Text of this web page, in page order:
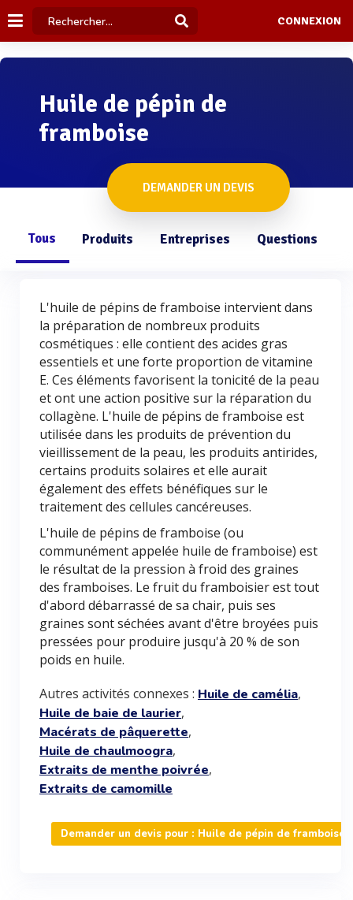
CONNEXION
Huile de pépin de
framboise
DEMANDER UN DEVIS
Tous Produits Entreprises Questions
L'huile de pépins de framboise intervient dans
la préparation de nombreux produits
cosmétiques : elle contient des acides gras
essentiels et une forte proportion de vitamine
E. Ces éléments favorisent la tonicité de la peau
et ont une action positive sur la réparation du
collagène. L'huile de pépins de framboise est
utilisée dans les produits de prévention du
vieillissement de la peau, les produits antirides,
certains produits solaires et elle aurait
également des effets bénéfiques sur le
traitement des cellules cancéreuses.
L'huile de pépins de framboise (ou
communément appelée huile de framboise) est
le résultat de la pression à froid des graines
des framboises. Le fruit du framboisier est tout
d'abord débarrassé de sa chair, puis ses
graines sont séchées avant d'être broyées puis
pressées pour produire jusqu'à 20 % de son
poids en huile.
Autres activités connexes : Huile de camélia,
Huile de baie de laurier,
Macérats de pâquerette,
Huile de chaulmoogra,
Extraits de menthe poivrée,
Extraits de camomille
Demander un devis pour : Huile de pépin de framboise